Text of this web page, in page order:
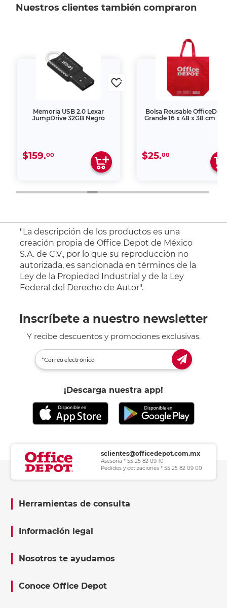
Nuestros clientes también compraron
Memoria USB 2.0 Lexar
JumpDrive 32GB Negro
$159.00
Bolsa Reusable
Grande 16 x 48 x 38 cm
$25.00
"La descripción de los productos es una
creación propia de Office Depot de México
S.A. de C.V., por lo que su reproducción no
autorizada, es sancionada en términos de la
Ley de la Propiedad Industrial y de la Ley
Federal del Derecho de Autor".
Inscríbete a nuestro newsletter
Y recibe descuentos y promociones exclusivas.
¡Descarga nuestra app!
sclientes@officedepot.com.mx
Asesoría * 55 25 82 09 10
Pedidos y cotizaciones * 55 25 82 09 00
Herramientas de consulta
Información legal
Nosotros te ayudamos
Conoce Office Depot